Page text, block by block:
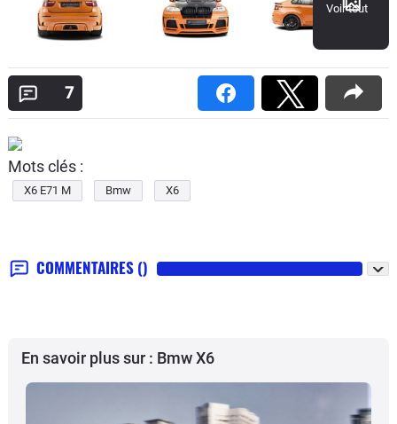
Voir tout
7
Mots clés :
X6 E71 M Bmw X6
COMMENTAIRES ()
En savoir plus sur : Bmw X6